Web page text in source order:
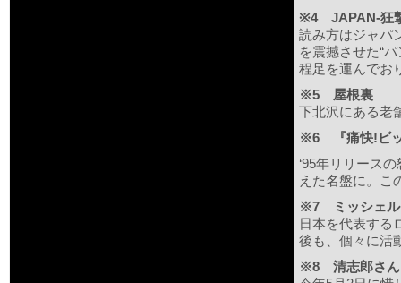
※4 JAPAN-狂
読み方はジャパ
を震撼させた“
程足を運んでお
※5 屋根裏
下北沢にある老
※6 『痛快!ビ
‘95年リリース
えた名盤に。こ
※7 ミッシェル
日本を代表する
後も、個々に活
※8 清志郎さん